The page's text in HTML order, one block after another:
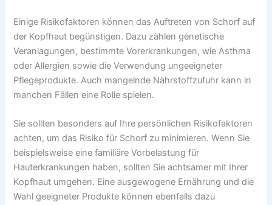
Einige Risikofaktoren können das Auftreten von Schorf auf
der Kopfhaut begünstigen. Dazu zählen genetische
Veranlagungen, bestimmte Vorerkrankungen, wie Asthma
oder Allergien sowie die Verwendung ungeeigneter
Pflegeprodukte. Auch mangelnde Nährstoffzufuhr kann in
manchen Fällen eine Rolle spielen.
Sie sollten besonders auf Ihre persönlichen Risikofaktoren
achten, um das Risiko für Schorf zu minimieren. Wenn Sie
beispielsweise eine familiäre Vorbelastung für
Hauterkrankungen haben, sollten Sie achtsamer mit Ihrer
Kopfhaut umgehen. Eine ausgewogene Ernährung und die
Wahl geeigneter Produkte können ebenfalls dazu